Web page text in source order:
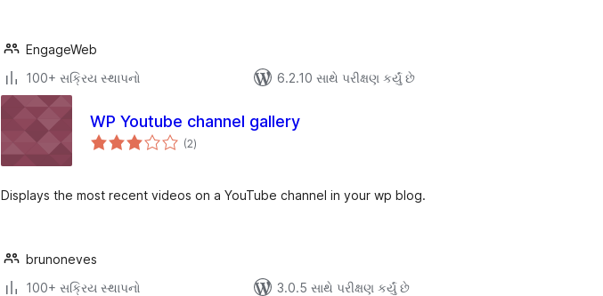
EngageWeb
100+ સક્રિય સ્થાપનો
6.2.10 સાથે પરીક્ષણ કર્યું છે
WP Youtube channel gallery
(2કુલ
રેટિંગ્સ
)
Displays the most recent videos on a YouTube channel in your wp blog.
brunoneves
100+ સક્રિય સ્થાપનો
3.0.5 સાથે પરીક્ષણ કર્યું છે